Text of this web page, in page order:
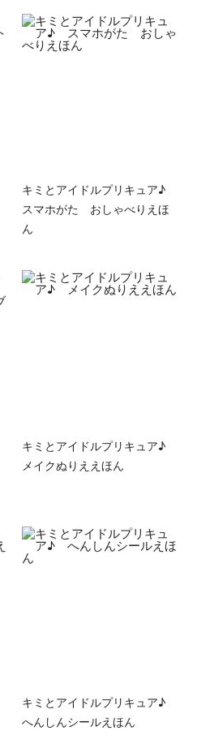
キミとアイドルプリキュア♪
スマホがた おしゃべりえほ
ん
キミとアイドルプリキュア♪
メイクぬりええほん
キミとアイドルプリキュア♪
へんしんシールえほん